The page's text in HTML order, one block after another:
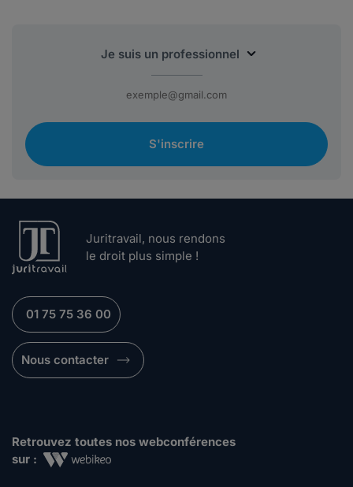
S'inscrire
Juritravail, nous rendons
le droit plus simple !
01 75 75 36 00
Nous contacter
Retrouvez toutes nos webconférences
sur :